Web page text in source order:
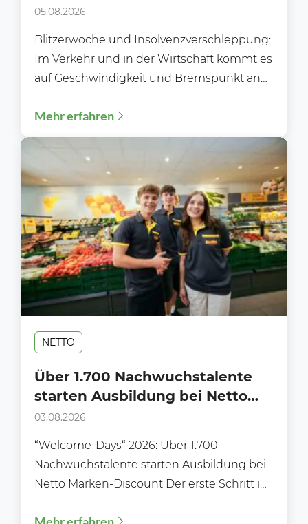
gemeinsam?
05.08.2026
Blitzerwoche und Insolvenzverschleppung:
Im Verkehr und in der Wirtschaft kommt es
auf Geschwindigkeit und Bremspunkt an
Mehr erfahren
NETTO
Über 1.700 Nachwuchstalente
starten Ausbildung bei Netto
Marken-Discount
03.08.2026
“Welcome-Days“ 2026: Über 1.700
Nachwuchstalente starten Ausbildung bei
Netto Marken-Discount Der erste Schritt ins